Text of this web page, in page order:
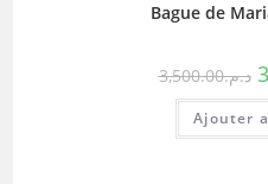
Bague de
د.م.3,500.00
Ajouter